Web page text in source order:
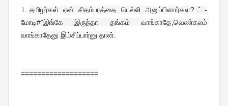
1. தமிழர்கள் ஏன் சிதம்பரத்தை டெல்லி அனுப்பினார்கள? ்-
மோடி#"இங்கே இருந்தா தங்கம் வாங்காதே,வெண்கலம்
வாங்காதேனு இம்சிப்பார்னு தான்.
===================